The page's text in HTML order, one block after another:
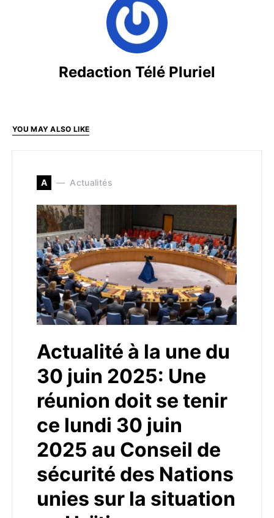
Redaction Télé Pluriel
YOU MAY ALSO LIKE
A Actualités
Actualité à la une du
30 juin 2025: Une
réunion doit se tenir
ce lundi 30 juin
2025 au Conseil de
sécurité des Nations
unies sur la situation